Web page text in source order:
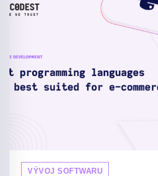
VÝVOJ SOFTWARU